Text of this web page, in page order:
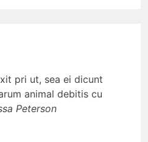
pri ut, sea ei dicunt
animal debitis cu
Peterson